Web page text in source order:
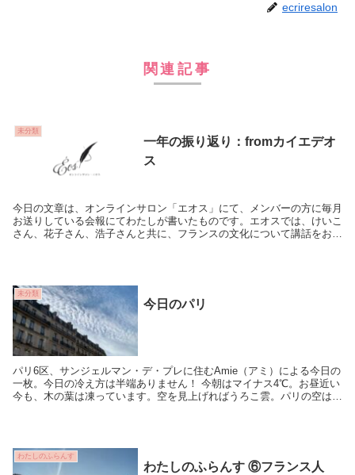
ecriresalon
関連記事
未分類
一年の振り返り：fromカイエデオ
ス
今日の文章は、オンラインサロン「エオス」にて、メンバーの方に毎月
お送りしている会報にてわたしが書いたものです。エオスでは、けいこ
さん、花子さん、浩子さんと共に、フランスの文化について講話をお届
未分類
今日のパリ
パリ6区、サンジェルマン・デ・プレに住むAmie（アミ）による今日の
一枚。今日の冷え方は半端ありません！ 今朝はマイナス4℃。お昼近い
今も、木の葉は凍っています。空を見上げればうろこ雲。パリの空はな
わたしのふらんす
わたしのふらんす ⑥フランス人